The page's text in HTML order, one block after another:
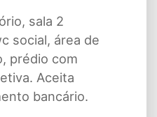
sala 2
social, área de
prédio com
Aceita
bancário.